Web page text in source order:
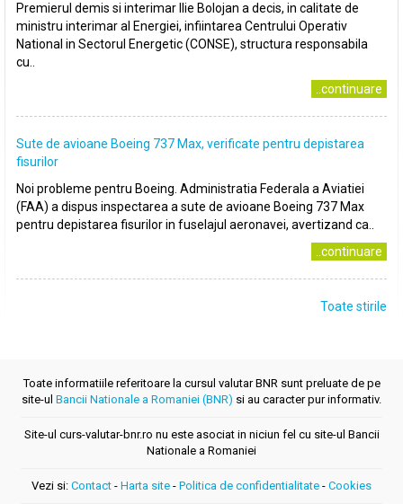
Premierul demis si interimar Ilie Bolojan a decis, in calitate de
ministru interimar al Energiei, infiintarea Centrului Operativ
National in Sectorul Energetic (CONSE), structura responsabila
cu..
..continuare
Sute de avioane Boeing 737 Max, verificate pentru depistarea
fisurilor
Noi probleme pentru Boeing. Administratia Federala a Aviatiei
(FAA) a dispus inspectarea a sute de avioane Boeing 737 Max
pentru depistarea fisurilor in fuselajul aeronavei, avertizand ca..
..continuare
Toate stirile
Toate informatiile referitoare la cursul valutar BNR sunt preluate de pe
site-ul Bancii Nationale a Romaniei (BNR) si au caracter pur informativ.
Site-ul curs-valutar-bnr.ro nu este asociat in niciun fel cu site-ul Bancii
Nationale a Romaniei
Vezi si: Contact - Harta site - Politica de confidentialitate - Cookies